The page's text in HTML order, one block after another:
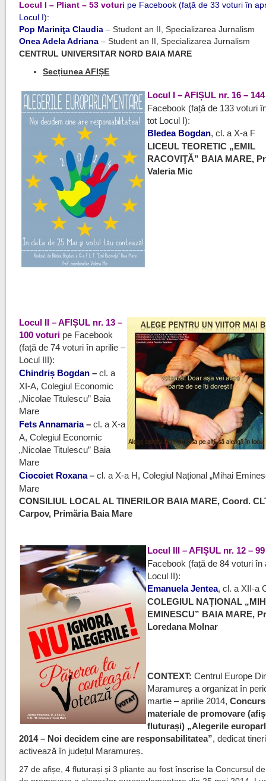
Locul I – Pliant – 53 voturi pe Facebook (față de 33 voturi în
Locul I):
Pop Mariniţa Claudia – Student an II, Specializarea Jurnalism
Onea Adela Adriana – Student an II, Specializarea Jurnalism
CENTRUL UNIVERSITAR NORD BAIA MARE
Secțiunea AFIȘE
Locul I – AFIȘUL nr. 16 –
Facebook (față de 133 voturi
tot Locul I):
Bledea Bogdan, cl. a X-a F
LICEUL TEORETIC „EMIL
RACOVIŢĂ” BAIA MARE,
Valeria Mic
Locul II – AFIȘUL nr. 13 –
100 voturi pe Facebook
(față de 74 voturi în aprilie –
Locul III):
Chindriș Bogdan – cl. a
XI-A, Colegiul Economic
„Nicolae Titulescu” Baia
Mare
Fets Annamaria–cl. a X-a
A, Colegiul Economic
„Nicolae Titulescu” Baia
Mare
Ciocoiet Roxana–cl. a X-a H, Colegiul Național „Mihai
Mare
CONSILIUL LOCAL AL TINERILOR BAIA MARE, Coord.
Carpov, Primăria Baia Mare
Locul III – AFIȘUL nr. 12 –
Facebook (față de 84 voturi în
Locul II):
Emanuela Jentea, cl. a XII-a
COLEGIUL NAȚIONAL
EMINESCU” BAIA MARE,
Loredana Molnar
CONTEXT:Centrul Europe
Maramureș a organizat în
martie – aprilie 2014,
materiale de promovare
fluturași) „Alegerile
2014 – Noi decidem cine are responsabilitatea”, dedicat
activează în județul Maramureș.
27 de afișe, 4 fluturași și 3 pliante au fost înscrise la Concursul